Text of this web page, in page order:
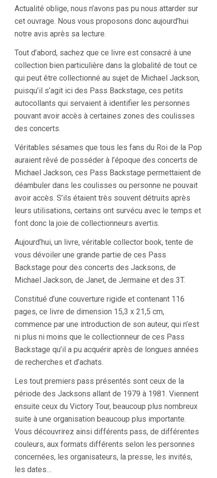
Actualité oblige, nous n’avons pas pu nous attarder sur
cet ouvrage. Nous vous proposons donc aujourd’hui
notre avis après sa lecture.
Tout d’abord, sachez que ce livre est consacré à une
collection bien particulière dans la globalité de tout ce
qui peut être collectionné au sujet de Michael Jackson,
puisqu’il s’agit ici des Pass Backstage, ces petits
autocollants qui servaient à identifier les personnes
pouvant avoir accès à certaines zones des coulisses
des concerts.
Véritables sésames que tous les fans du Roi de la Pop
auraient rêvé de posséder à l’époque des concerts de
Michael Jackson, ces Pass Backstage permettaient de
déambuler dans les coulisses ou personne ne pouvait
avoir accès. S’ils étaient très souvent détruits après
leurs utilisations, certains ont survécu avec le temps et
font donc la joie de collectionneurs avertis.
Aujourd’hui, un livre, véritable collector book, tente de
vous dévoiler une grande partie de ces Pass
Backstage pour des concerts des Jacksons, de
Michael Jackson, de Janet, de Jermaine et des 3T.
Constitué d’une couverture rigide et contenant 116
pages, ce livre de dimension 15,3 x 21,5 cm,
commence par une introduction de son auteur, qui n’est
ni plus ni moins que le collectionneur de ces Pass
Backstage qu’il a pu acquérir après de longues années
de recherches et d’achats.
Les tout premiers pass présentés sont ceux de la
période des Jacksons allant de 1979 à 1981. Viennent
ensuite ceux du Victory Tour, beaucoup plus nombreux
suite à une organisation beaucoup plus importante.
Vous découvrirez ainsi différents pass, de différentes
couleurs, aux formats différents selon les personnes
concernées, les organisateurs, la presse, les invités,
les dates…